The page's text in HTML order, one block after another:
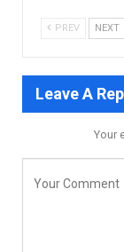
PREV NEXT
Leave A
Your